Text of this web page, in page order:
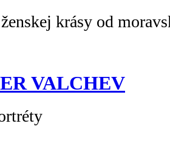
krásy od
VALCHEV